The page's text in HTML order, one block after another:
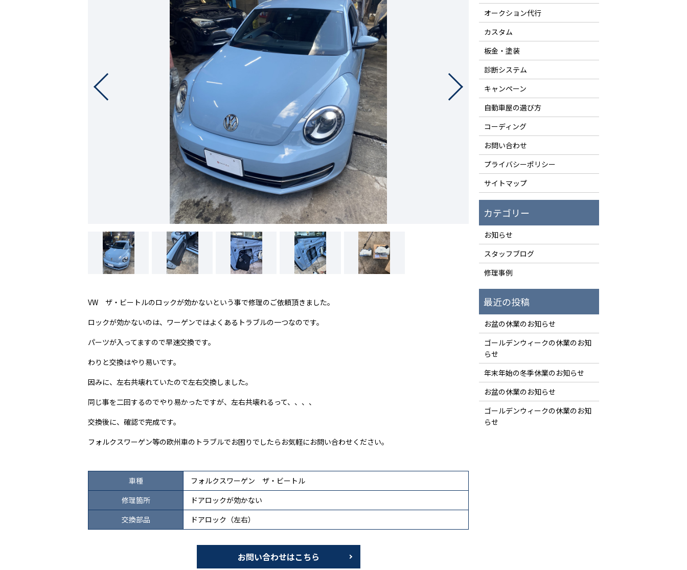
VW ザ・ビートルのロックが効かないという事で修理のご依頼頂きました。
ロックが効かないのは、ワーゲンではよくあるトラブルの一つなのです。
パーツが入ってますので早速交換です。
わりと交換はやり易いです。
因みに、左右共壊れていたので左右交換しました。
同じ事を二回するのでやり易かったですが、左右共壊れるって、、、、
交換後に、確認で完成です。
フォルクスワーゲン等の欧州車のトラブルでお困りでしたらお気軽にお問い合わせください。
車種
フォルクスワーゲン ザ・ビートル
修理箇所
ドアロックが効かない
交換部品
ドアロック（左右）
お問い合わせはこちら
オークション代行
カスタム
板金・塗装
診断システム
キャンペーン
自動車屋の選び方
コーディング
お問い合わせ
プライバシーポリシー
サイトマップ
お知らせ
スタッフブログ
修理事例
お盆の休業のお知らせ
ゴールデンウィークの休業のお知
らせ
年末年始の冬季休業のお知らせ
お盆の休業のお知らせ
ゴールデンウィークの休業のお知
らせ